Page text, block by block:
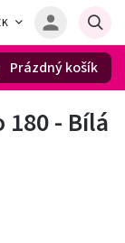
Prázdný košík
180 - Bílá